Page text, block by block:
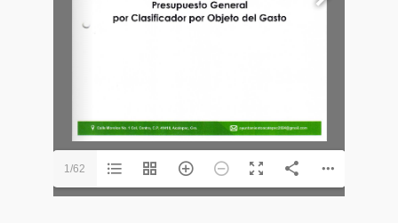
1/62